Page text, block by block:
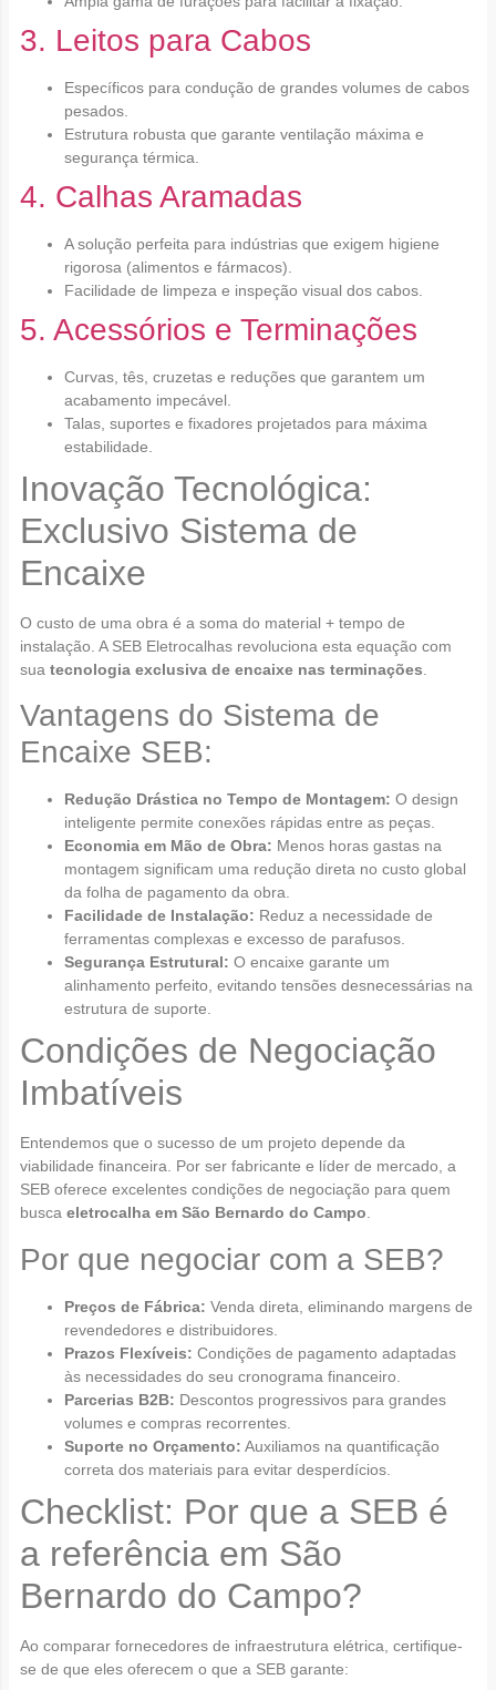
3. Leitos para Cabos
Específicos para condução de grandes volumes de cabos
pesados.
Estrutura robusta que garante ventilação máxima e
segurança térmica.
4. Calhas Aramadas
A solução perfeita para indústrias que exigem higiene
rigorosa (alimentos e fármacos).
Facilidade de limpeza e inspeção visual dos cabos.
5. Acessórios e Terminações
Curvas, tês, cruzetas e reduções que garantem um
acabamento impecável.
Talas, suportes e fixadores projetados para máxima
estabilidade.
Inovação Tecnológica:
Exclusivo Sistema de
Encaixe
O custo de uma obra é a soma do material + tempo de
instalação. A SEB Eletrocalhas revoluciona esta equação com
sua tecnologia exclusiva de encaixe nas terminações
Vantagens do Sistema de
Encaixe SEB:
Redução Drástica no Tempo de Montagem: O design
inteligente permite conexões rápidas entre as peças.
Economia em Mão de Obra: Menos horas gastas na
montagem significam uma redução direta no custo global
da folha de pagamento da obra.
Facilidade de Instalação: Reduz a necessidade de
ferramentas complexas e excesso de parafusos.
Segurança Estrutural: O encaixe garante um
alinhamento perfeito, evitando tensões desnecessárias na
estrutura de suporte.
Condições de Negociação
Imbatíveis
Entendemos que o sucesso de um projeto depende da
viabilidade financeira. Por ser fabricante e líder de mercado, a
SEB oferece excelentes condições de negociação para quem
busca eletrocalha em São Bernardo do Campo.
Por que negociar com a SEB?
Preços de Fábrica: Venda direta, eliminando margens de
revendedores e distribuidores.
Prazos Flexíveis: Condições de pagamento adaptadas
às necessidades do seu cronograma financeiro.
Parcerias B2B: Descontos progressivos para grandes
volumes e compras recorrentes.
Suporte no Orçamento: Auxiliamos na quantificação
correta dos materiais para evitar desperdícios.
Checklist: Por que a SEB é
a referência em São
Bernardo do Campo?
Ao comparar fornecedores de infraestrutura elétrica, certifique-
se de que eles oferecem o que a SEB garante: